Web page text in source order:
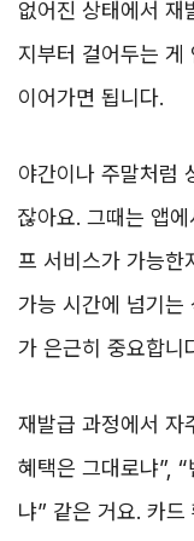
없어진 상태에서 재
지부터 걸어두는 게
이어가면 됩니다.
야간이나 주말처럼
잖아요. 그때는 앱
프 서비스가 가능한
가능 시간에 넘기는
가 은근히 중요합니
재발급 과정에서 자
혜택은 그대로냐”,
냐” 같은 거요. 카